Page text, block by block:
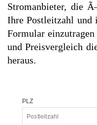
Stromanbieter, die
Ihre Postleitzahl und
Formular
und Preisvergleich
heraus.